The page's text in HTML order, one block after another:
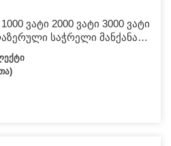
ვატი 2000 ვატი 3000 ვატი
საჭრელი მანქანა
ფოლადისთვის